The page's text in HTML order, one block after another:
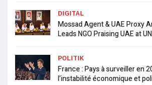
DIGITAL
Mossad Agent & UAE Proxy
Leads NGO Praising UAE at UN
POLITIK
France : Pays à surveiller en
l’instabilité économique et